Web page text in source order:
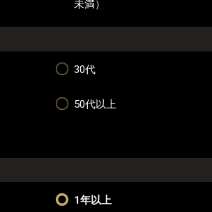
未満）
30代
50代以上
1年以上